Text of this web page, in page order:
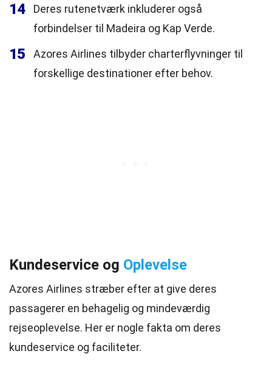
14
Deres rutenetværk inkluderer også
forbindelser til Madeira og Kap Verde.
15
Azores Airlines tilbyder charterflyvninger til
forskellige destinationer efter behov.
Kundeservice og Oplevelse
Azores Airlines stræber efter at give deres
passagerer en behagelig og mindeværdig
rejseoplevelse. Her er nogle fakta om deres
kundeservice og faciliteter.